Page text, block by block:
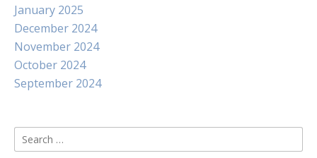
January 2025
December 2024
November 2024
October 2024
September 2024
Search
for: